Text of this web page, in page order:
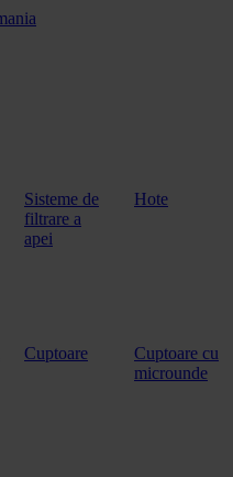
Sisteme de
filtrare a
apei
Hote
Cuptoare
Cuptoare cu
microunde